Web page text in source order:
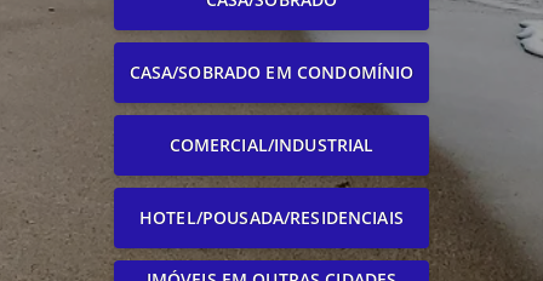
CASA/SOBRADO EM CONDOMÍNIO
COMERCIAL/INDUSTRIAL
HOTEL/POUSADA/RESIDENCIAIS